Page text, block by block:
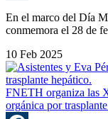
En el marco del Día
conmemora el 28 de
10 Feb 2025
FNETH organiza las
orgánica por